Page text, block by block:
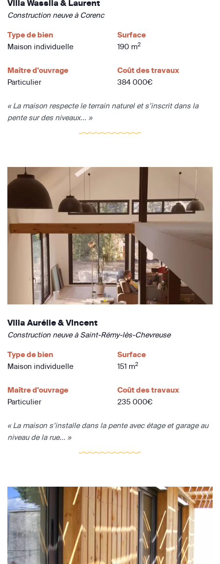
Villa Wassila & Laurent
Construction neuve à Corenc
Type de bien
Maison individuelle
Surface
190 m2
Maître d'ouvrage
Particulier
Coût des travaux
384 000€
« La maison respecte le terrain naturel et s’inscrit dans la
pente sur des niveaux... »
Villa Aurélie & Vincent
Construction neuve à Saint-Rémy-lès-Chevreuse
Type de bien
Maison individuelle
Surface
151 m2
Maître d'ouvrage
Particulier
Coût des travaux
235 000€
« La maison s’installe dans la pente avec étage et garage au
niveau de la rue... »